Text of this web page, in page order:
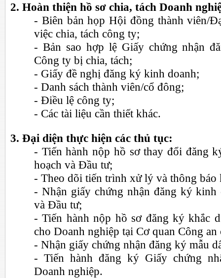
2. Hoàn thiện hồ sơ chia, tách Doanh
- Biên bản họp Hội đồng thành viên/
việc chia, tách công ty;
- Bản sao hợp lệ Giấy chứng nhận
Công ty bị chia, tách;
- Giấy đề nghị đăng ký kinh doanh;
- Danh sách thành viên/cổ đông;
- Điều lệ công ty;
- Các tài liệu cần thiết khác.
3. Đại diện thực hiện các thủ tục:
- Tiến hành nộp hồ sơ thay đổi đăng
hoạch và Đầu tư;
- Theo dõi tiến trình xử lý và thông báo
- Nhận giấy chứng nhận đăng ký kinh
và Đầu tư;
- Tiến hành nộp hồ sơ đăng ký khắc
cho Doanh nghiệp tại Cơ quan Công an
- Nhận giấy chứng nhận đăng ký mẫu
- Tiến hành đăng ký Giấy chứng
Doanh nghiệp.